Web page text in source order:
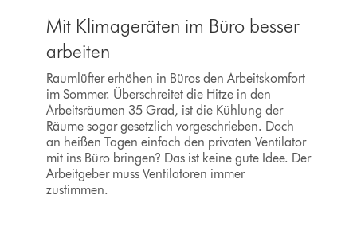
Mit Klimageräten im Büro besser
arbeiten
Raumlüfter erhöhen in Büros den Arbeitskomfort
im Sommer. Überschreitet die Hitze in den
Arbeitsräumen 35 Grad, ist die Kühlung der
Räume sogar gesetzlich vorgeschrieben. Doch
an heißen Tagen einfach den privaten Ventilator
mit ins Büro bringen? Das ist keine gute Idee. Der
Arbeitgeber muss Ventilatoren immer
zustimmen.